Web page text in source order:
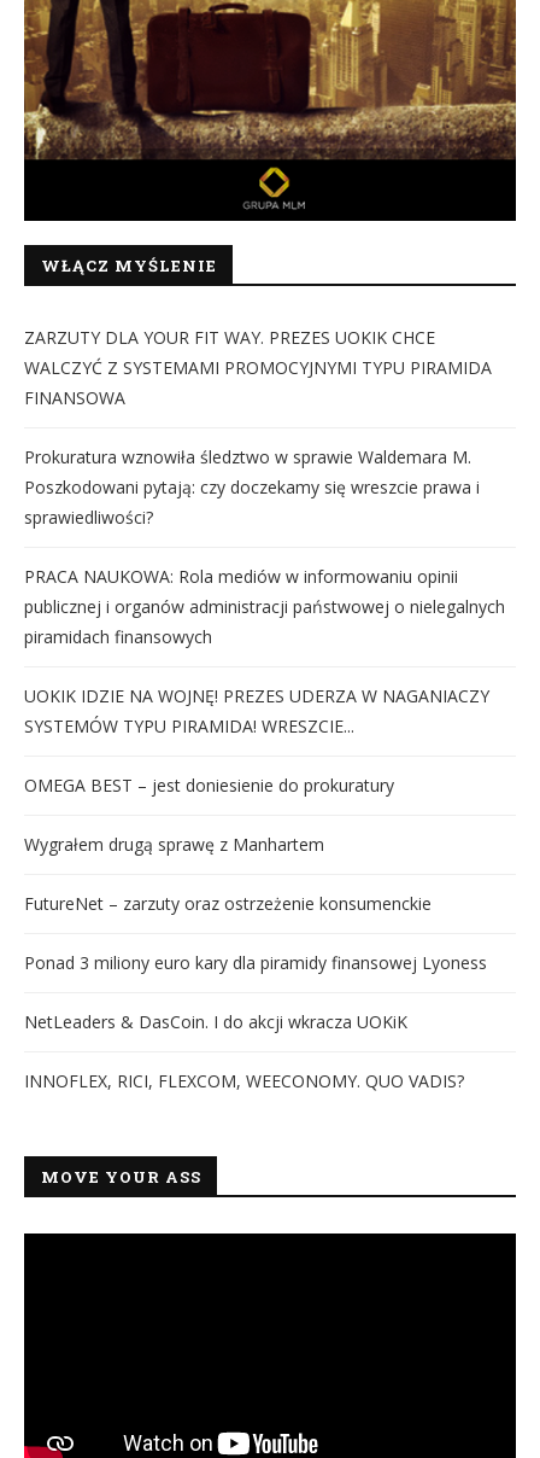
WŁĄCZ MYŚLENIE
ZARZUTY DLA YOUR FIT WAY. PREZES UOKIK CHCE
WALCZYĆ Z SYSTEMAMI PROMOCYJNYMI TYPU PIRAMIDA
FINANSOWA
Prokuratura wznowiła śledztwo w sprawie Waldemara M.
Poszkodowani pytają: czy doczekamy się wreszcie prawa i
sprawiedliwości?
PRACA NAUKOWA: Rola mediów w informowaniu opinii
publicznej i organów administracji państwowej o nielegalnych
piramidach finansowych
UOKIK IDZIE NA WOJNĘ! PREZES UDERZA W NAGANIACZY
SYSTEMÓW TYPU PIRAMIDA! WRESZCIE...
OMEGA BEST – jest doniesienie do prokuratury
Wygrałem drugą sprawę z Manhartem
FutureNet – zarzuty oraz ostrzeżenie konsumenckie
Ponad 3 miliony euro kary dla piramidy finansowej Lyoness
NetLeaders & DasCoin. I do akcji wkracza UOKiK
INNOFLEX, RICI, FLEXCOM, WEECONOMY. QUO VADIS?
MOVE YOUR ASS